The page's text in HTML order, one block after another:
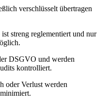
verschlüsselt übertragen
streng reglementiert und nur
DSGVO und werden
kontrolliert.
oder Verlust werden